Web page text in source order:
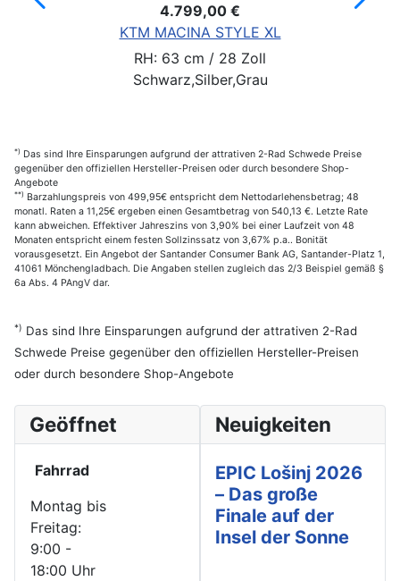
4.799,00 €
KTM MACINA STYLE XL
RH: 63 cm / 28 Zoll
Schwarz,Silber,Grau
*) Das sind Ihre Einsparungen aufgrund der attrativen 2-Rad Schwede Preise
gegenüber den offiziellen Hersteller-Preisen oder durch besondere Shop-
Angebote
**) Barzahlungspreis von 499,95€ entspricht dem Nettodarlehensbetrag; 48
monatl. Raten a 11,25€ ergeben einen Gesamtbetrag von 540,13 €. Letzte Rate
kann abweichen. Effektiver Jahreszins von 3,90% bei einer Laufzeit von 48
Monaten entspricht einem festen Sollzinssatz von 3,67% p.a.. Bonität
vorausgesetzt. Ein Angebot der Santander Consumer Bank AG, Santander-Platz 1,
41061 Mönchengladbach. Die Angaben stellen zugleich das 2/3 Beispiel gemäß §
6a Abs. 4 PAngV dar.
*) Das sind Ihre Einsparungen aufgrund der attrativen 2-Rad
Schwede Preise gegenüber den offiziellen Hersteller-Preisen
oder durch besondere Shop-Angebote
Geöffnet
Fahrrad
Montag bis
Freitag:
9:00 -
18:00 Uhr
Neuigkeiten
EPIC Lošinj 2026
– Das große
Finale auf der
Insel der Sonne